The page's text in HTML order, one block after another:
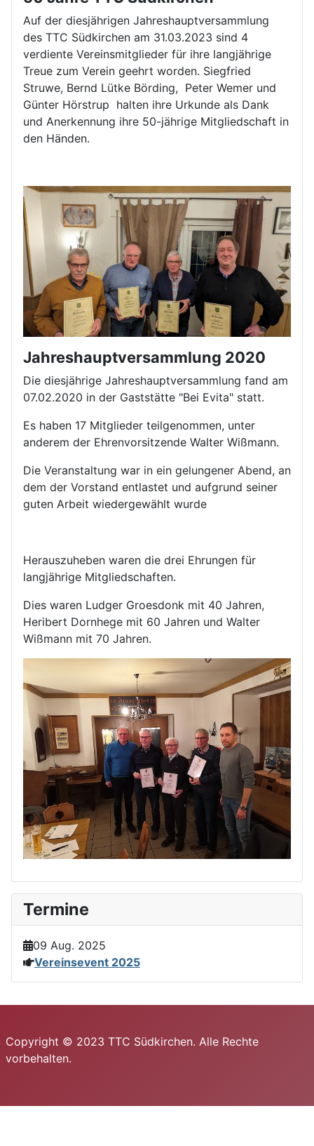
Auf der diesjährigen Jahreshauptversammlung
des TTC Südkirchen am 31.03.2023 sind 4
verdiente Vereinsmitglieder für ihre langjährige
Treue zum Verein geehrt worden. Siegfried
Struwe, Bernd Lütke Börding, Peter Wemer und
Günter Hörstrup halten ihre Urkunde als Dank
und Anerkennung ihre 50-jährige Mitgliedschaft in
den Händen.
Jahreshauptversammlung 2020
Die diesjährige Jahreshauptversammlung fand am
07.02.2020 in der Gaststätte "Bei Evita" statt.
Es haben 17 Mitglieder teilgenommen, unter
anderem der Ehrenvorsitzende Walter Wißmann.
Die Veranstaltung war in ein gelungener Abend, an
dem der Vorstand entlastet und aufgrund seiner
guten Arbeit wiedergewählt wurde
Herauszuheben waren die drei Ehrungen für
langjährige Mitgliedschaften.
Dies waren Ludger Groesdonk mit 40 Jahren,
Heribert Dornhege mit 60 Jahren und Walter
Wißmann mit 70 Jahren.
Termine
09 Aug. 2025
Vereinsevent 2025
Copyright © 2023 TTC Südkirchen. Alle Rechte
vorbehalten.